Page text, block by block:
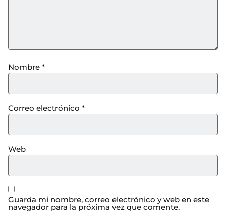
Nombre *
Correo electrónico *
Web
Guarda mi nombre, correo electrónico y web en este
navegador para la próxima vez que comente.